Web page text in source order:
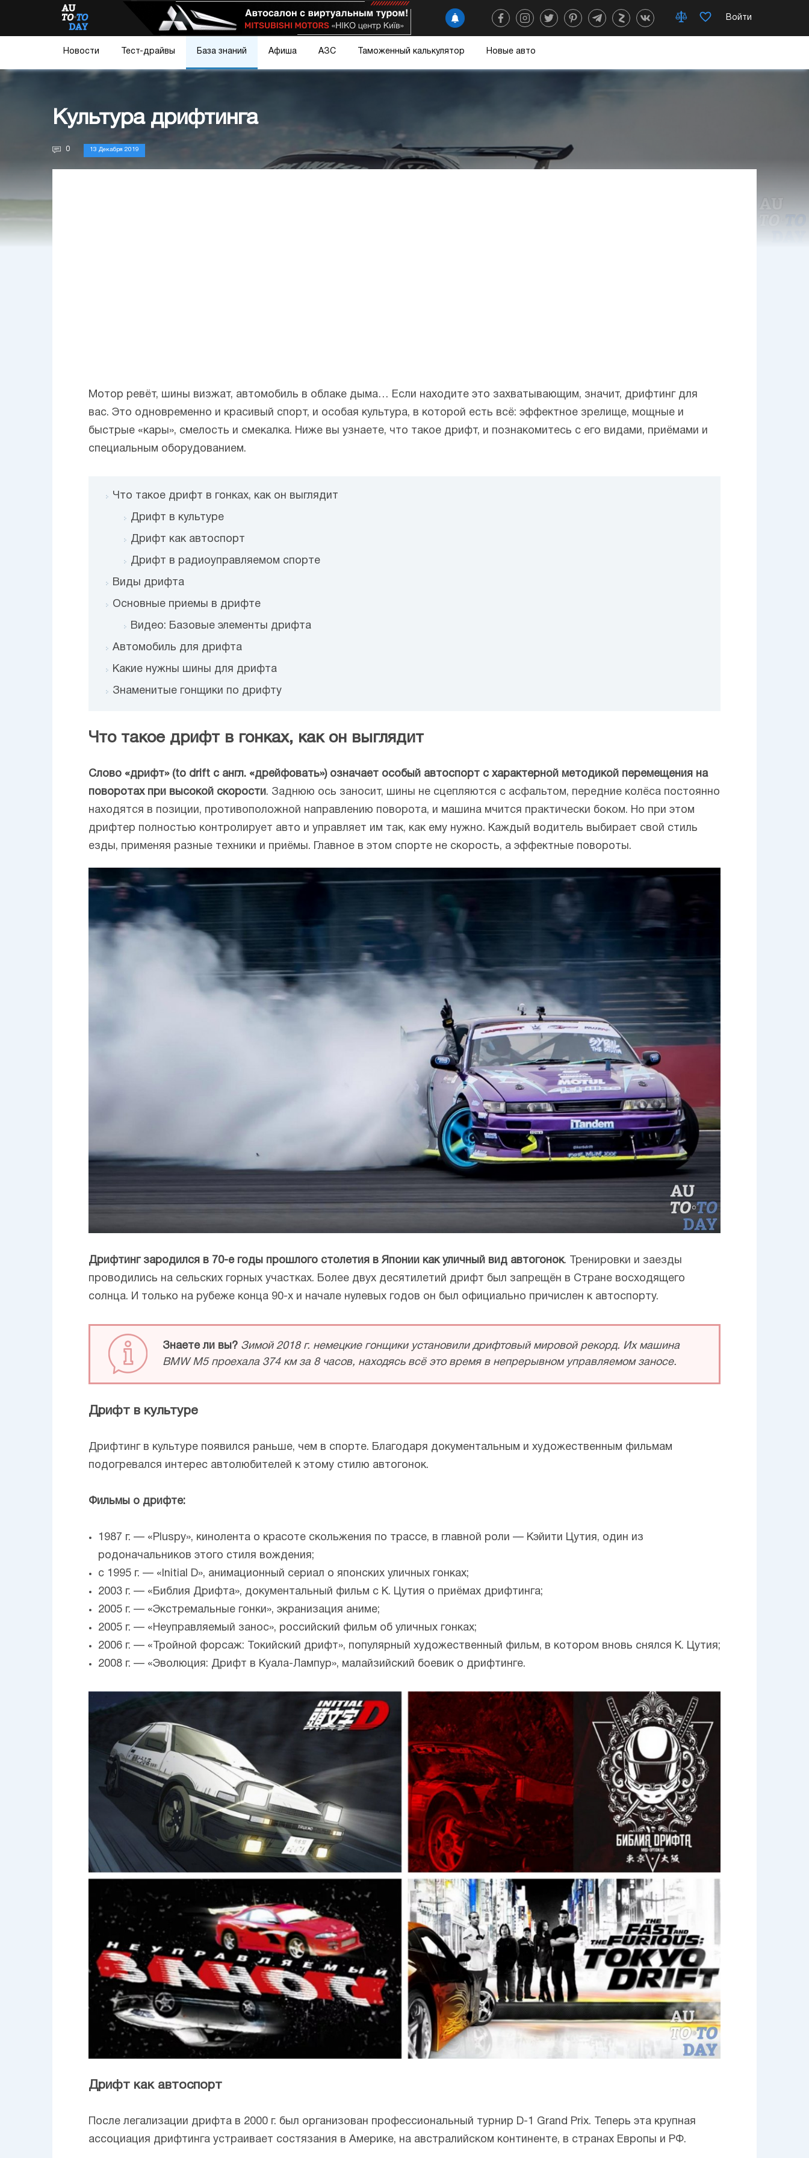
Войти
Новости Тест-драйвы База знаний Афиша АЗС Таможенный калькулятор Новые авто
Культура дрифтинга
0 13 Декабря 2019
Мотор ревёт, шины визжат, автомобиль в облаке дыма… Если находите это захватывающим, значит, дрифтинг для
вас. Это одновременно и красивый спорт, и особая культура, в которой есть всё: эффектное зрелище, мощные и
быстрые «кары», смелость и смекалка. Ниже вы узнаете, что такое дрифт, и познакомитесь с его видами, приёмами и
специальным оборудованием.
Что такое дрифт в гонках, как он выглядит
Дрифт в культуре
Дрифт как автоспорт
Дрифт в радиоуправляемом спорте
Виды дрифта
Основные приемы в дрифте
Видео: Базовые элементы дрифта
Автомобиль для дрифта
Какие нужны шины для дрифта
Знаменитые гонщики по дрифту
Что такое дрифт в гонках, как он выглядит
Слово «дрифт» (to drift с англ. «дрейфовать») означает особый автоспорт с характерной методикой перемещения на
поворотах при высокой скорости. Заднюю ось заносит, шины не сцепляются с асфальтом, передние колёса постоянно
находятся в позиции, противоположной направлению поворота, и машина мчится практически боком. Но при этом
дрифтер полностью контролирует авто и управляет им так, как ему нужно. Каждый водитель выбирает свой стиль
езды, применяя разные техники и приёмы. Главное в этом спорте не скорость, а эффектные повороты.
Дрифтинг зародился в 70-е годы прошлого столетия в Японии как уличный вид автогонок. Тренировки и заезды
проводились на сельских горных участках. Более двух десятилетий дрифт был запрещён в Стране восходящего
солнца. И только на рубеже конца 90-х и начале нулевых годов он был официально причислен к автоспорту.
Знаете ли вы? Зимой 2018 г. немецкие гонщики установили дрифтовый мировой рекорд. Их машина
BMW M5 проехала 374 км за 8 часов, находясь всё это время в непрерывном управляемом заносе.
Дрифт в культуре
Дрифтинг в культуре появился раньше, чем в спорте. Благодаря документальным и художественным фильмам
подогревался интерес автолюбителей к этому стилю автогонок.
Фильмы о дрифте:
1987 г. — «Pluspy», кинолента о красоте скольжения по трассе, в главной роли — Кэйити Цутия, один из
родоначальников этого стиля вождения;
с 1995 г. — «Initial D», анимационный сериал о японских уличных гонках;
2003 г. — «Библия Дрифта», документальный фильм с К. Цутия о приёмах дрифтинга;
2005 г. — «Экстремальные гонки», экранизация аниме;
2005 г. — «Неуправляемый занос», российский фильм об уличных гонках;
2006 г. — «Тройной форсаж: Токийский дрифт», популярный художественный фильм, в котором вновь снялся К. Цутия;
2008 г. — «Эволюция: Дрифт в Куала-Лампур», малайзийский боевик о дрифтинге.
Дрифт как автоспорт
После легализации дрифта в 2000 г. был организован профессиональный турнир D-1 Grand Prix. Теперь эта крупная
ассоциация дрифтинга устраивает состязания в Америке, на австралийском континенте, в странах Европы и РФ.